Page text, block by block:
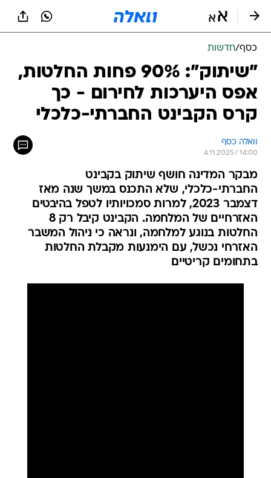
כסף/חדשות
"שיתוק": 90% פחות החלטות,
אפס היערכות לחירום - כך
קרס הקבינט החברתי-כלכלי
וואלה כסף
4.11.2025 / 14:00
מבקר המדינה חושף שיתוק בקבינט
החברתי-כלכלי, שלא התכנס במשך שנה מאז
דצמבר 2023, למרות סמכויותיו לטפל בהיבטים
האזרחיים של המלחמה. הקבינט קיבל רק 8
החלטות בנוגע למלחמה, ונראה כי ניהול המשבר
האזרחי נכשל, עם הימנעות מקבלת החלטות
בתחומים קריטיים